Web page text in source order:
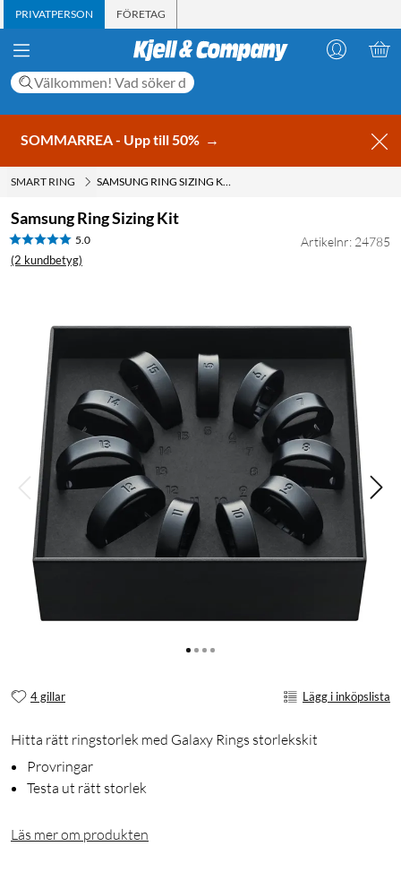
PRIVATPERSON FÖRETAG
SOMMARREA - Upp till 50% →
SMART RING SAMSUNG RING SIZING KIT
Samsung Ring Sizing Kit
5.0
(2 kundbetyg)
Artikelnr: 24785
4 gillar Lägg i inköpslista
Hitta rätt ringstorlek med Galaxy Rings storlekskit
Provringar
Testa ut rätt storlek
Läs mer om produkten